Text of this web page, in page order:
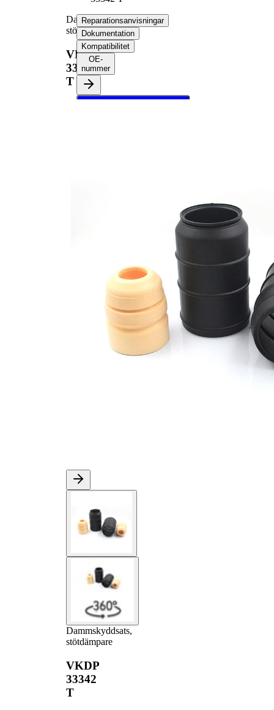
Dammskyddsats,
stötdämpare
VKDP
33342
T
Dammskyddsats,
stötdämpare
VKDP
33342
T
Reparationsanvisningar
Dokumentation
Kompatibilitet
OE-
nummer
Välj ditt fordon för att